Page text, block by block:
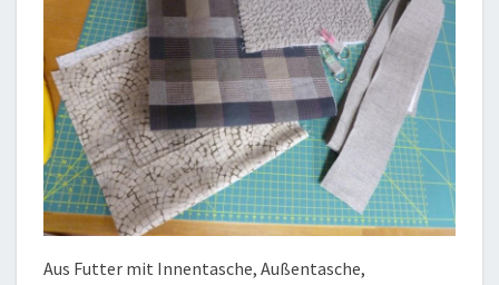
Aus Futter mit Innentasche, Außentasche,